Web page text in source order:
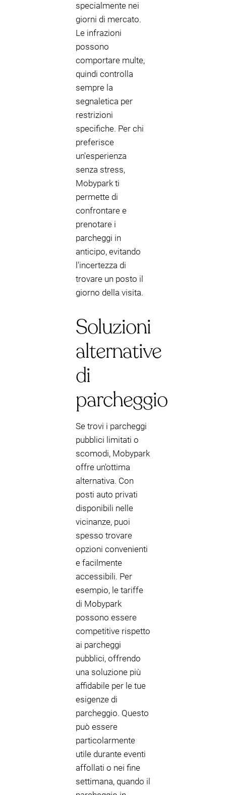
specialmente nei
giorni di mercato.
Le infrazioni
possono
comportare multe,
quindi controlla
sempre la
segnaletica per
restrizioni
specifiche. Per chi
preferisce
un'esperienza
senza stress,
Mobypark ti
permette di
confrontare e
prenotare i
parcheggi in
anticipo, evitando
l'incertezza di
trovare un posto il
giorno della visita.
Soluzioni
alternative
di
parcheggio
Se trovi i parcheggi
pubblici limitati o
scomodi, Mobypark
offre un'ottima
alternativa. Con
posti auto privati
disponibili nelle
vicinanze, puoi
spesso trovare
opzioni convenienti
e facilmente
accessibili. Per
esempio, le tariffe
di Mobypark
possono essere
competitive rispetto
ai parcheggi
pubblici, offrendo
una soluzione più
affidabile per le tue
esigenze di
parcheggio. Questo
può essere
particolarmente
utile durante eventi
affollati o nei fine
settimana, quando il